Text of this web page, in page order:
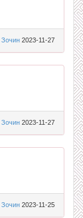
Зочин 2023-11-27
Зочин 2023-11-27
Зочин 2023-11-25